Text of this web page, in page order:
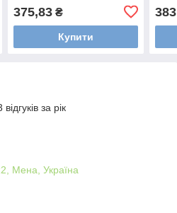
375,83₴
Купити
за рік
Мена, Україна